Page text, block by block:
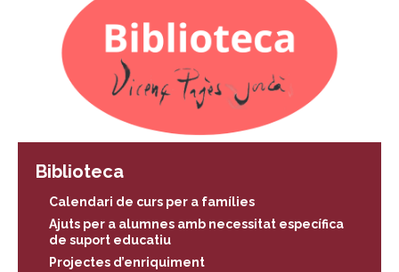
Biblioteca
Calendari de curs per a famílies
Ajuts per a alumnes amb necessitat específica
de suport educatiu
Projectes d’enriquiment